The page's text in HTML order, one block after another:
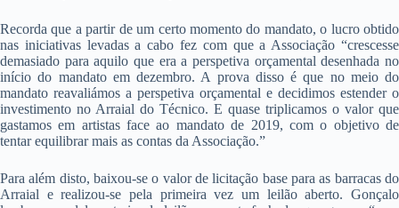
Recorda que a partir de um certo momento do mandato, o lucro obtido
nas iniciativas levadas a cabo fez com que a Associação “crescesse
demasiado para aquilo que era a perspetiva orçamental desenhada no
início do mandato em dezembro. A prova disso é que no meio do
mandato reavaliámos a perspetiva orçamental e decidimos estender o
investimento no Arraial do Técnico. E quase triplicamos o valor que
gastamos em artistas face ao mandato de 2019, com o objetivo de
tentar equilibrar mais as contas da Associação.”
Para além disto, baixou-se o valor de licitação base para as barracas do
Arraial e realizou-se pela primeira vez um leilão aberto. Gonçalo